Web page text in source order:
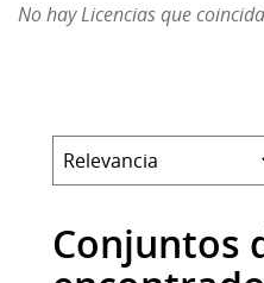
No hay Licencias que
Conjuntos